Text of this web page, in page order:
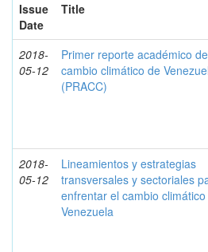
Issue
Date
Title
2018-
05-12
Primer reporte académico de
cambio climático de
(PRACC)
2018-
05-12
Lineamientos y estrategias
transversales y sectoriales
enfrentar el cambio climático
Venezuela